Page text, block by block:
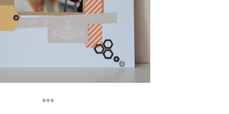
***